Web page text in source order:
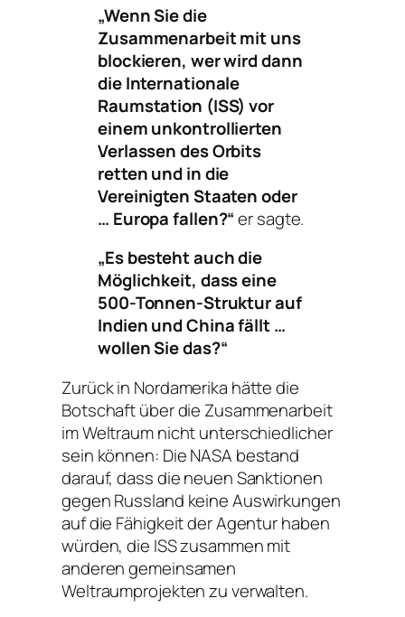
„Wenn Sie die
Zusammenarbeit mit uns
blockieren, wer wird dann
die Internationale
Raumstation (ISS) vor
einem unkontrollierten
Verlassen des Orbits
retten und in die
Vereinigten Staaten oder
… Europa fallen?“er sagte.
„Es besteht auch die
Möglichkeit, dass eine
500-Tonnen-Struktur auf
Indien und China fällt …
wollen Sie das?“
Zurück in Nordamerika hätte die
Botschaft über die Zusammenarbeit
im Weltraum nicht unterschiedlicher
sein können: Die NASA bestand
darauf, dass die neuen Sanktionen
gegen Russland keine Auswirkungen
auf die Fähigkeit der Agentur haben
würden, die ISS zusammen mit
anderen gemeinsamen
Weltraumprojekten zu verwalten.